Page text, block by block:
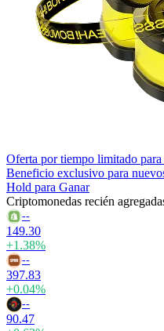
Oferta por tiempo limitado para
Beneficio exclusivo para
Hold para Ganar
Criptomonedas recién
--
149.30
+1.38%
--
397.83
+0.04%
--
90.47